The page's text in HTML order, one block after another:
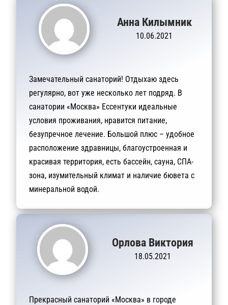
Анна Килымник
10.06.2021
Замечательный санаторий! Отдыхаю здесь
регулярно, вот уже несколько лет подряд. В
санатории «Москва» Ессентуки идеальные
условия проживания, нравится питание,
безупречное лечение. Большой плюс – удобное
расположение здравницы, благоустроенная и
красивая территория, есть бассейн, сауна, СПА-
зона, изумительный климат и наличие бювета с
минеральной водой.
Орлова Виктория
18.05.2021
Прекрасный санаторий «Москва» в городе